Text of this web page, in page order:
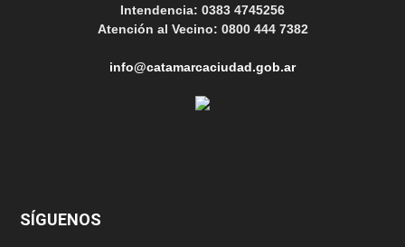
Intendencia: 0383 4745256
Atención al Vecino: 0800 444 7382
info@catamarcaciudad.gob.ar
SÍGUENOS